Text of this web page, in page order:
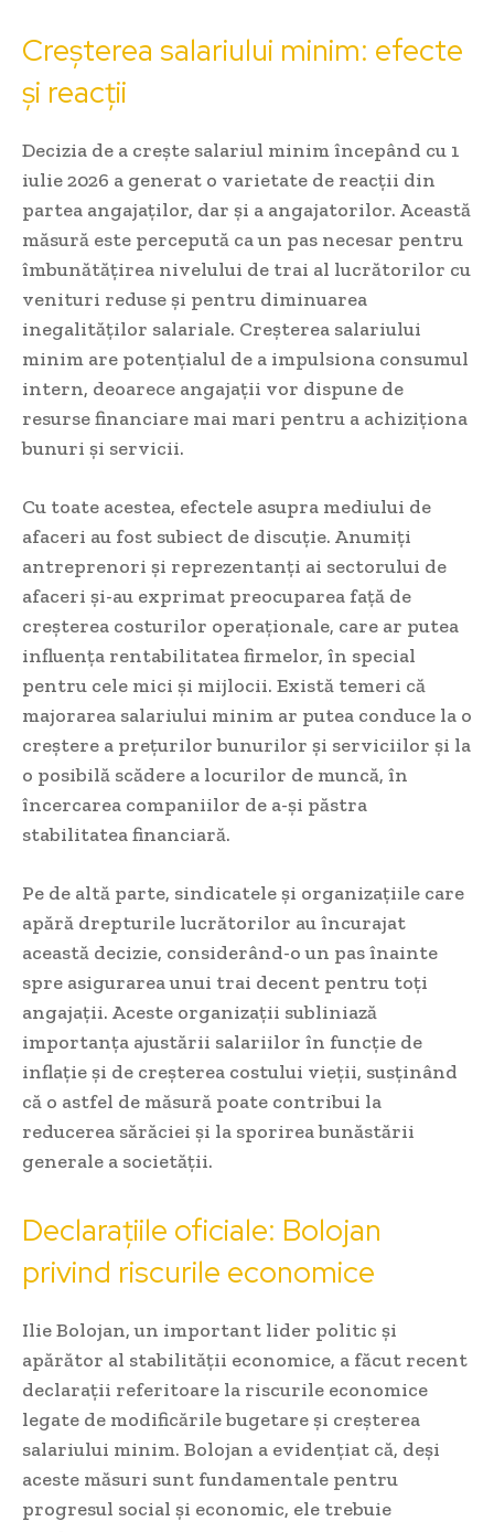
Creșterea salariului minim: efecte
și reacții
Decizia de a crește salariul minim începând cu 1
iulie 2026 a generat o varietate de reacții din
partea angajaților, dar și a angajatorilor. Această
măsură este percepută ca un pas necesar pentru
îmbunătățirea nivelului de trai al lucrătorilor cu
venituri reduse și pentru diminuarea
inegalităților salariale. Creșterea salariului
minim are potențialul de a impulsiona consumul
intern, deoarece angajații vor dispune de
resurse financiare mai mari pentru a achiziționa
bunuri și servicii.
Cu toate acestea, efectele asupra mediului de
afaceri au fost subiect de discuție. Anumiți
antreprenori și reprezentanți ai sectorului de
afaceri și-au exprimat preocuparea față de
creșterea costurilor operaționale, care ar putea
influența rentabilitatea firmelor, în special
pentru cele mici și mijlocii. Există temeri că
majorarea salariului minim ar putea conduce la o
creștere a prețurilor bunurilor și serviciilor și la
o posibilă scădere a locurilor de muncă, în
încercarea companiilor de a-și păstra
stabilitatea financiară.
Pe de altă parte, sindicatele și organizațiile care
apără drepturile lucrătorilor au încurajat
această decizie, considerând-o un pas înainte
spre asigurarea unui trai decent pentru toți
angajații. Aceste organizații subliniază
importanța ajustării salariilor în funcție de
inflație și de creșterea costului vieții, susținând
că o astfel de măsură poate contribui la
reducerea sărăciei și la sporirea bunăstării
generale a societății.
Declarațiile oficiale: Bolojan
privind riscurile economice
Ilie Bolojan, un important lider politic și
apărător al stabilității economice, a făcut recent
declarații referitoare la riscurile economice
legate de modificările bugetare și creșterea
salariului minim. Bolojan a evidențiat că, deși
aceste măsuri sunt fundamentale pentru
progresul social și economic, ele trebuie